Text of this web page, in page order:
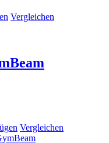
Vergleichen
Vergleichen